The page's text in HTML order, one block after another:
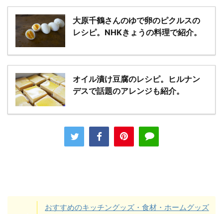
大原千鶴さんのゆで卵のピクルスの
レシピ。NHKきょうの料理で紹介。
オイル漬け豆腐のレシピ。ヒルナン
デスで話題のアレンジも紹介。
おすすめのキッチングッズ・食材・ホームグッズ